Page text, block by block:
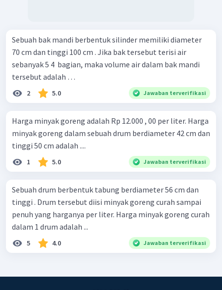
Sebuah bak mandi berbentuk silinder memiliki diameter
70 cm dan tinggi 100 cm . Jika bak tersebut terisi air
sebanyak 5 4 ​ bagian, maka volume air dalam bak mandi
tersebut adalah …
2 5.0 Jawaban terverifikasi
Harga minyak goreng adalah Rp 12.000 , 00 per liter. Harga
minyak goreng dalam sebuah drum berdiameter 42 cm dan
tinggi 50 cm adalah ....
1 5.0 Jawaban terverifikasi
Sebuah drum berbentuk tabung berdiameter 56 cm dan
tinggi . Drum tersebut diisi minyak goreng curah sampai
penuh yang harganya per liter. Harga minyak goreng curah
dalam 1 drum adalah ...
5 4.0 Jawaban terverifikasi